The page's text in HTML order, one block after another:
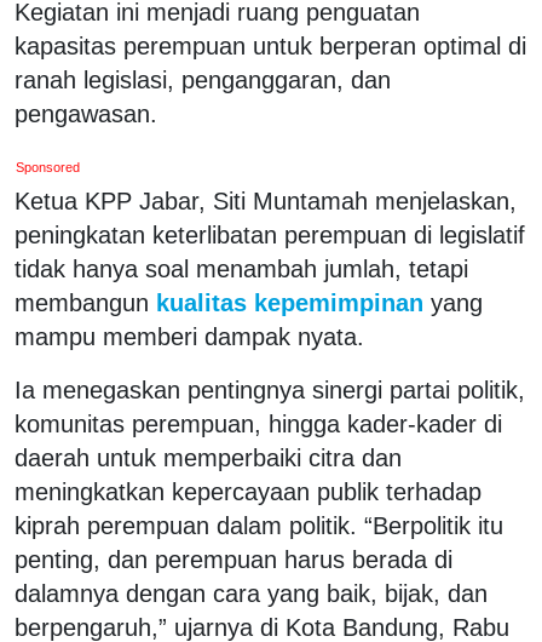
Kegiatan ini menjadi ruang penguatan
kapasitas perempuan untuk berperan optimal di
ranah legislasi, penganggaran, dan
pengawasan.
Sponsored
Ketua KPP Jabar, Siti Muntamah menjelaskan,
peningkatan keterlibatan perempuan di legislatif
tidak hanya soal menambah jumlah, tetapi
membangun kualitas kepemimpinan yang
mampu memberi dampak nyata.
Ia menegaskan pentingnya sinergi partai politik,
komunitas perempuan, hingga kader-kader di
daerah untuk memperbaiki citra dan
meningkatkan kepercayaan publik terhadap
kiprah perempuan dalam politik. “Berpolitik itu
penting, dan perempuan harus berada di
dalamnya dengan cara yang baik, bijak, dan
berpengaruh,” ujarnya di Kota Bandung, Rabu